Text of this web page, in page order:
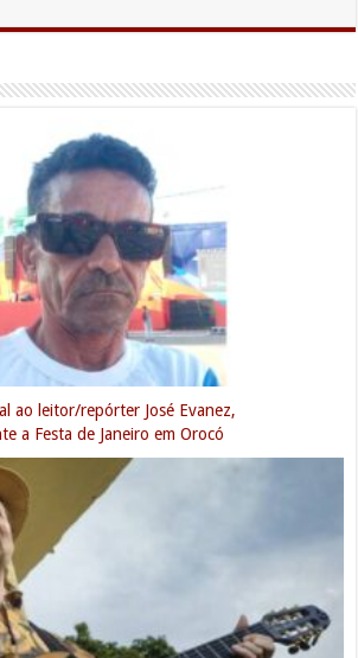
prefeito Victor Coelho divulgará a
Festival de Janeiro 2025 em coletiva